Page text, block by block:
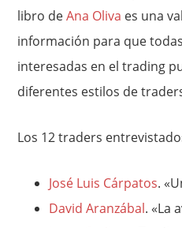
libro deAna Oliva es una
información para que
interesadas en el trading
diferentes estilos de
Los 12 traders
José Luis Cárpatos.
David Aranzábal. «La